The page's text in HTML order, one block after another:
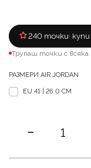
240 точки·
Трупаш точки с всяка
РАЗМЕРИ AIR JORDAN
EU 41 | 26.0 CM